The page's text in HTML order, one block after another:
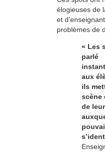
élogieuses de
et
problèmes de
« Les
parlé
aux
ils
scène
de